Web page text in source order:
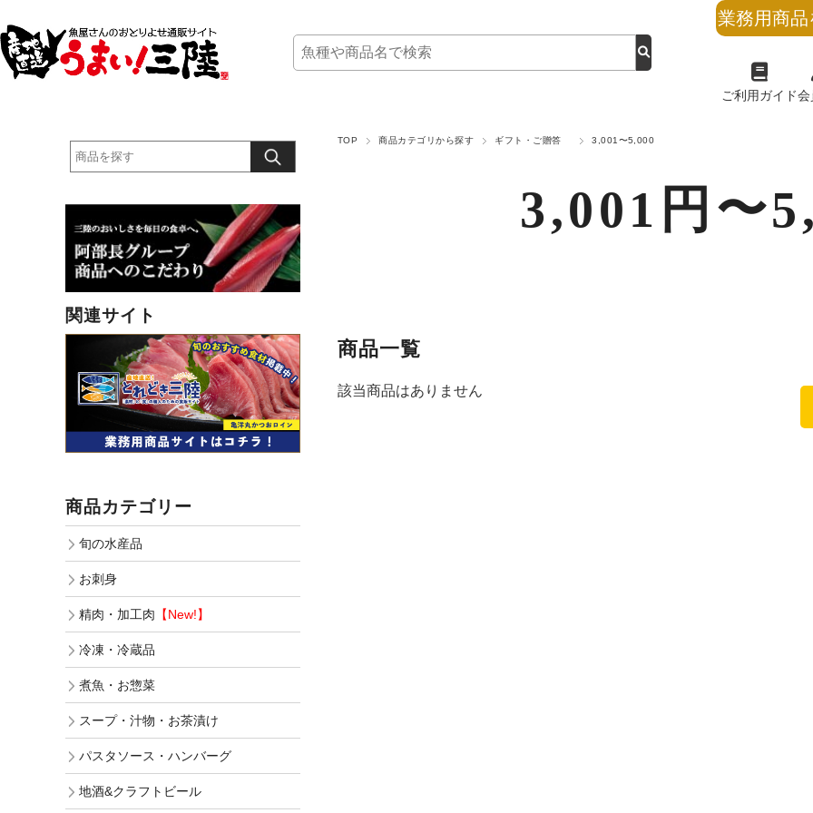
業務用商
ご利用ガイド会
TOP 商品カテゴリから探す ギフト・ご贈答 3,001〜5,000
3,001円〜
商品一覧
該当商品はありません
関連サイト
商品カテゴリー
旬の水産品
お刺身
精肉・加工肉 【New!】
冷凍・冷蔵品
煮魚・お惣菜
スープ・汁物・お茶漬け
パスタソース・ハンバーグ
地酒&クラフトビール